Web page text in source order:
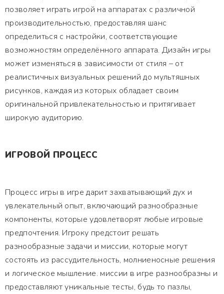
позволяет играть игрой на аппаратах с различной
производительностью, предоставляя шанс
определиться с настройки, соответствующие
возможностям определённого аппарата. Дизайн игры
может изменяться в зависимости от стиля – от
реалистичных визуальных решений до мультяшных
рисунков, каждая из которых обладает своим
оригинальной привлекательностью и притягивает
широкую аудиторию.
ИГРОВОЙ ПРОЦЕСС
Процесс игры в игре дарит захватывающий дух и
увлекательный опыт, включающий разнообразные
компоненты, которые удовлетворят любые игровые
предпочтения. Игроку предстоит решать
разнообразные задачи и миссии, которые могут
состоять из рассудительность, молниеносные решения
и логическое мышление. миссии в игре разнообразны и
предоставляют уникальные тесты, будь то пазлы,